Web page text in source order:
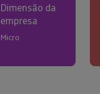
Dimensão da
empresa
Micro